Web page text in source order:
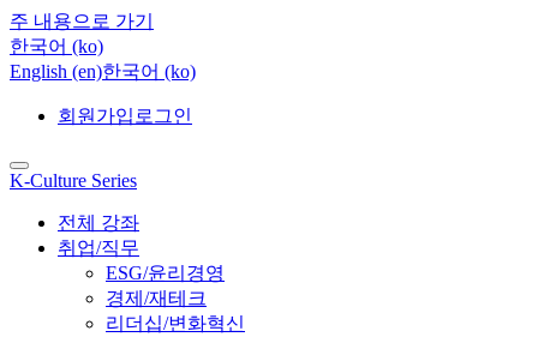
주 내용으로 가기
한국어 ‎(ko)‎
English ‎(en)‎한국어 ‎(ko)‎
회원가입 로그인
K-Culture Series
전체 강좌
취업/직무
ESG/윤리경영
경제/재테크
리더십/변화혁신